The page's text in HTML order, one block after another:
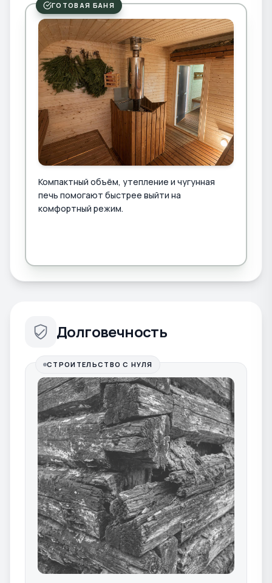
ГОТОВАЯ БАНЯ
Компактный объём, утепление и чугунная
печь помогают быстрее выйти на
комфортный режим.
Долговечность
СТРОИТЕЛЬСТВО С НУЛЯ